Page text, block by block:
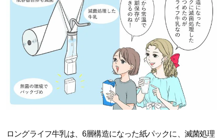
ロングライフ牛乳は、6層構造になった紙パックに、滅菌処理